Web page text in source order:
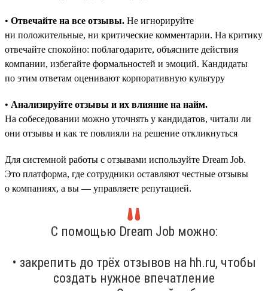
• Отвечайте на все отзывы. Не игнорируйте
ни положительные, ни критические комментарии. На критику
отвечайте спокойно: поблагодарите, объясните действия
компании, избегайте формальностей и эмоций. Кандидаты
по этим ответам оценивают корпоративную культуру
• Анализируйте отзывы и их влияние на найм.
На собеседовании можно уточнять у кандидатов, читали ли
они отзывы и как те повлияли на решение откликнуться
Для системной работы с отзывами используйте Dream Job.
Это платформа, где сотрудники оставляют честные отзывы
о компаниях, а вы — управляете репутацией.
С помощью Dream Job можно:
• закрепить до трёх отзывов на hh.ru, чтобы
создать нужное впечатление